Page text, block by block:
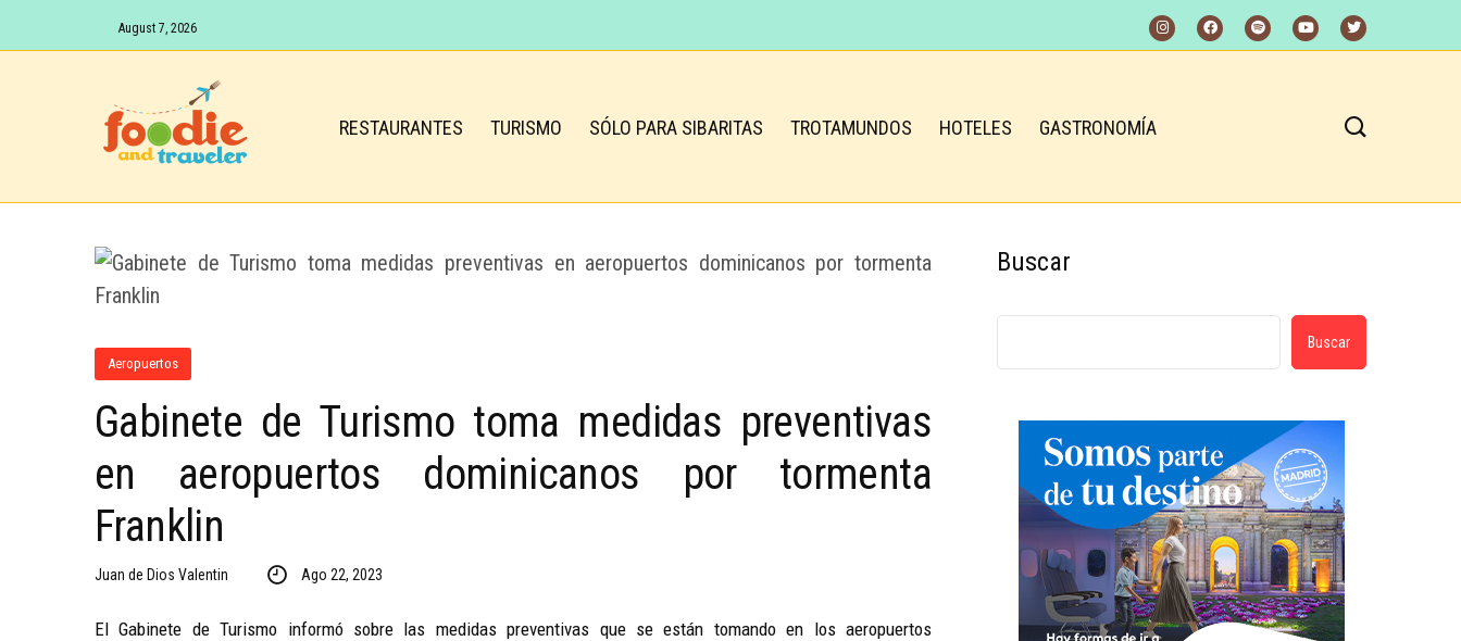
August 7, 2026
RESTAURANTES TURISMO SÓLO PARA SIBARITAS TROTAMUNDOS HOTELES GASTRONOMÍA
Aeropuertos
Gabinete de Turismo toma medidas preventivas
en aeropuertos dominicanos por tormenta
Franklin
Juan de Dios Valentin Ago 22, 2023
El Gabinete de Turismo informó sobre las medidas preventivas que se están tomando en los aeropuertos
Buscar
Buscar